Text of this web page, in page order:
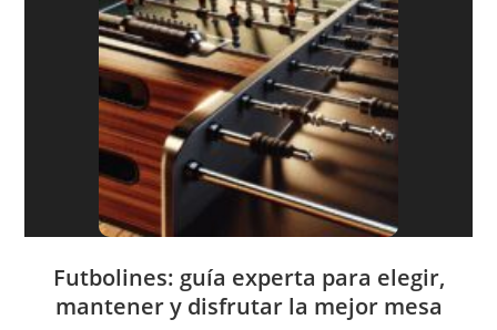
Futbolines: guía experta para elegir,
mantener y disfrutar la mejor mesa